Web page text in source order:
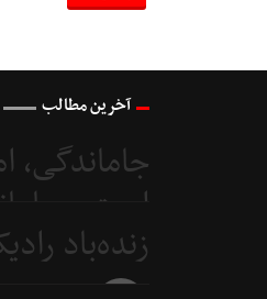
آخرین مطالب
جاماندگی،
است و
4 روز
زنده‌باد